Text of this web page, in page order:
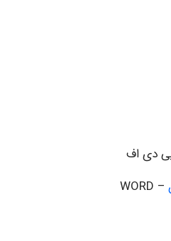
دی اف
– WORD